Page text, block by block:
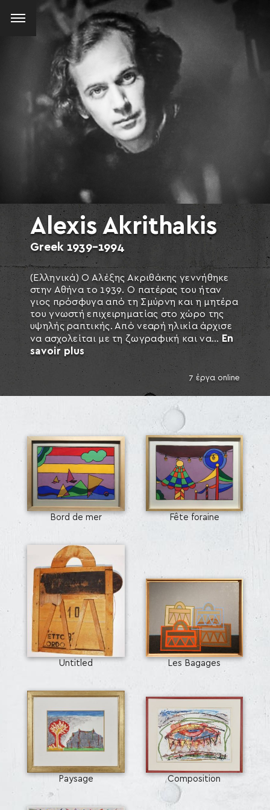
SEARCH AND PRESS ENTER
Alexis Akrithakis
Greek 1939-1994
(Ελληνικά) Ο Αλέξης Ακριθάκης γεννήθηκε
στην Αθήνα το 1939. Ο πατέρας του ήταν
γιος πρόσφυγα από τη Σμύρνη και η μητέρα
του γνωστή επιχειρηματίας στο χώρο της
υψηλής ραπτικής. Από νεαρή ηλικία άρχισε
να ασχολείται με τη ζωγραφική και να... En
savoir plus
7 έργα online
Bord de mer Fête foraine
Untitled Les Bagages
Paysage Composition